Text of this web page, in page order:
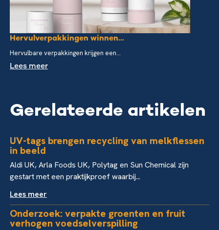
Hervulverpakkingen winnen...
Hervulbare verpakkingen krijgen een...
Lees meer
Gerelateerde artikelen
UV-tags brengen recycling van melkflessen
in beeld
Aldi UK, Arla Foods UK, Polytag en Sun Chemical zijn
gestart met een praktijkproef waarbij...
Lees meer
Onderzoek: verpakte groenten en fruit
verhogen voedselverspilling